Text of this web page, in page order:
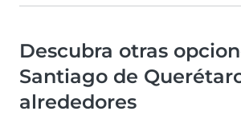
Descubra otras
Santiago de
alrededores